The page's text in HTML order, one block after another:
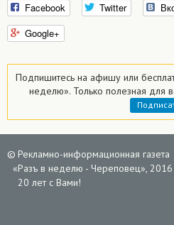
Facebook Twitter
Google+
Подпишитесь на афишу или
неделю». Только полезная для
© Рекламно-информационная газета
«Разъ в неделю - Череповец», 2016
20 лет с Вами!